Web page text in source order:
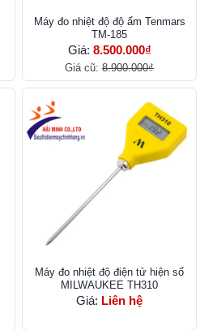
Máy đo nhiệt độ độ ẩm Tenmars
TM-185
Giá: 8.500.000₫
Giá cũ: 8.900.000₫
Máy đo nhiệt độ điện tử hiện số
MILWAUKEE TH310
Giá: Liên hệ